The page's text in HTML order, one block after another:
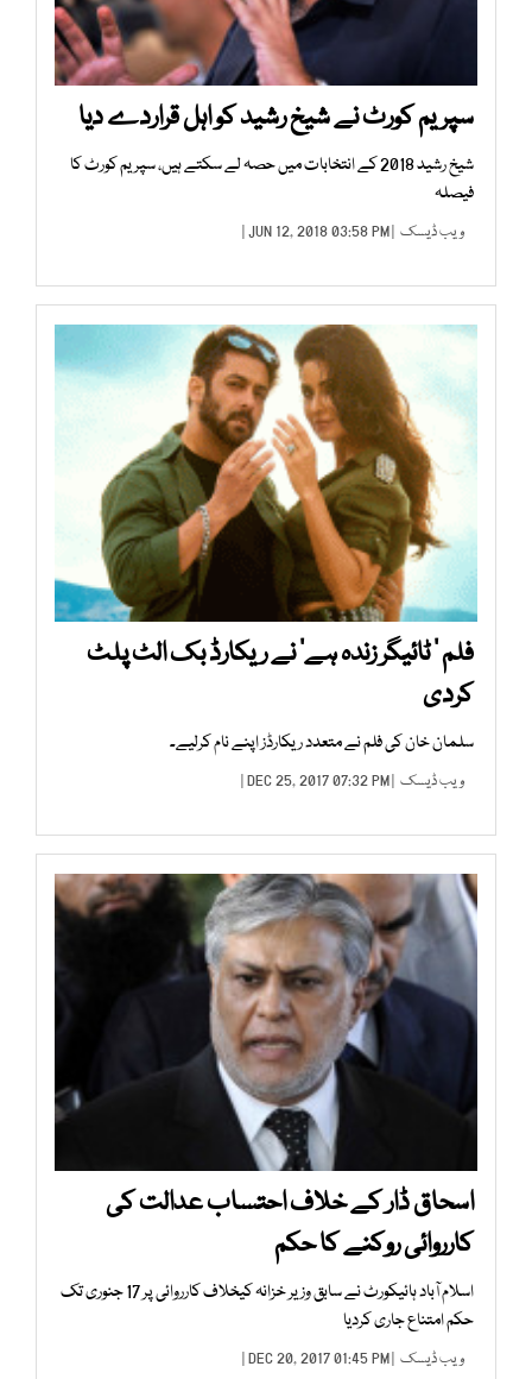
سپریم کورٹ نے شیخ رشید کو اہل قراردے دیا
شیخ رشید 2018 کے انتخابات میں حصہ لے سکتے ہیں، سپریم کورٹ کا
فیصلہ
ویب ڈیسک | JUN 12, 2018 03:58 PM |
فلم ’ ٹائیگر زندہ ہے‘ نے ریکارڈ بک الٹ پلٹ
کردی
سلمان خان کی فلم نے متعدد ریکارڈز اپنے نام کرلیے۔
ویب ڈیسک | DEC 25, 2017 07:32 PM |
اسحاق ڈار کے خلاف احتساب عدالت کی
کارروائی روکنے کا حکم
اسلام آباد ہائیکورٹ نے سابق وزیر خزانہ کیخلاف کارروائی پر 17 جنوری تک
حکم امتناع جاری کردیا
ویب ڈیسک | DEC 20, 2017 01:45 PM |